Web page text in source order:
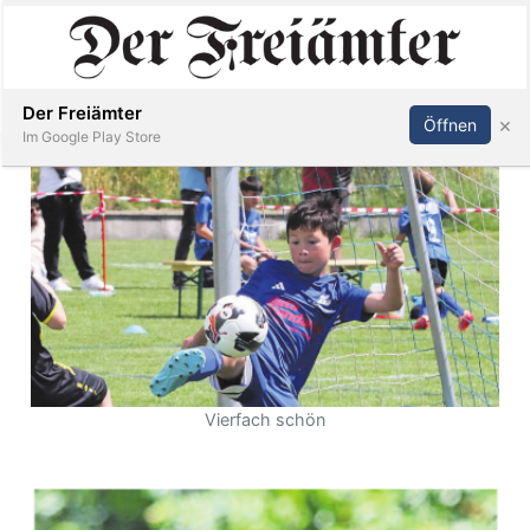
Immobilien
Veranstaltungen
Stellen
Newsletter
Inserieren Abonnieren Anmelden
Vierfach schön
Der Freiämter
Im Google Play Store
Öffnen ×